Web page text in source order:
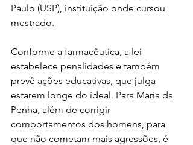
Paulo (USP), instituição onde cursou
mestrado.
Conforme a farmacêutica, a lei
estabelece penalidades e também
prevê ações educativas, que julga
estarem longe do ideal. Para Maria da
Penha, além de corrigir
comportamentos dos homens, para
que não cometam mais agressões, é